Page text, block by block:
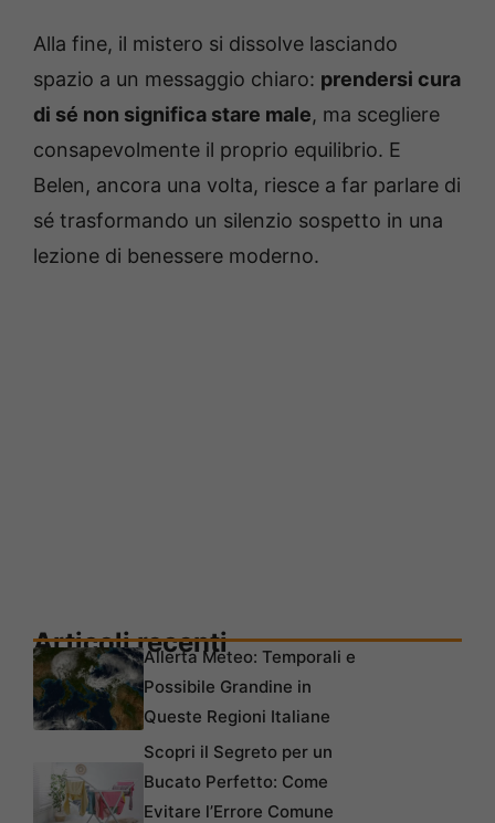
Alla fine, il mistero si dissolve lasciando
spazio a un messaggio chiaro: prendersi cura
di sé non significa stare male, ma scegliere
consapevolmente il proprio equilibrio. E
Belen, ancora una volta, riesce a far parlare di
sé trasformando un silenzio sospetto in una
lezione di benessere moderno.
Articoli recentiAllerta Meteo: Temporali e
Possibile Grandine in
Queste Regioni Italiane
Scopri il Segreto per un
Bucato Perfetto: Come
Evitare l’Errore Comune